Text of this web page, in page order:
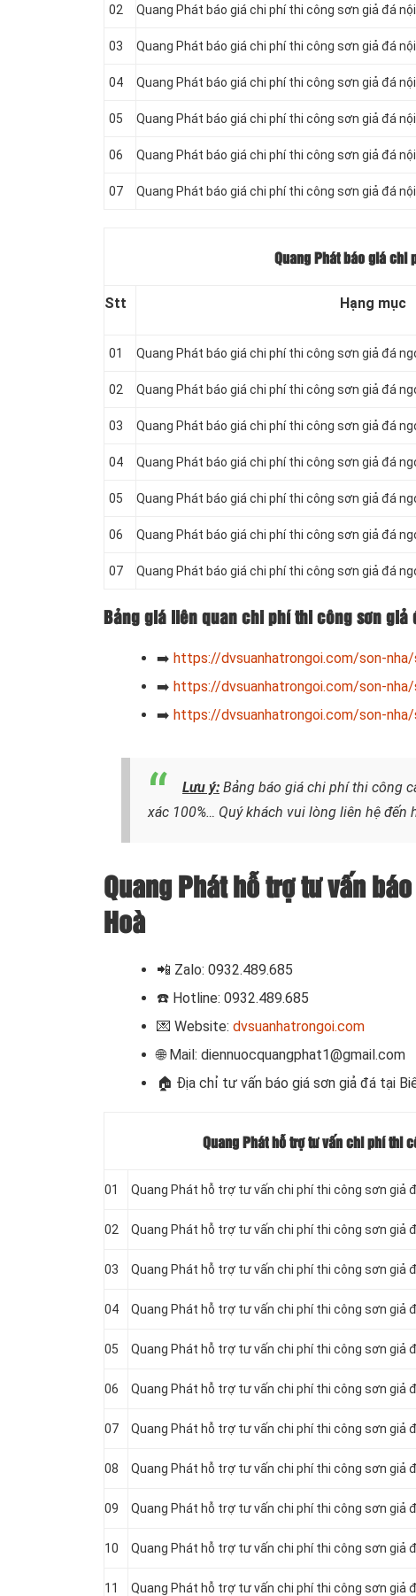
02 Quang Phát báo giá chi phí thi công sơn giả đá
03 Quang Phát báo giá chi phí thi công sơn giả đá
04 Quang Phát báo giá chi phí thi công sơn giả đá
05 Quang Phát báo giá chi phí thi công sơn giả đá
06 Quang Phát báo giá chi phí thi công sơn giả đá
07 Quang Phát báo giá chi phí thi công sơn giả đá
Quang Phát báo giá chi
Stt Hạng mục
01 Quang Phát báo giá chi phí thi công sơn giả đá
02 Quang Phát báo giá chi phí thi công sơn giả đá
03 Quang Phát báo giá chi phí thi công sơn giả đá
04 Quang Phát báo giá chi phí thi công sơn giả đá
05 Quang Phát báo giá chi phí thi công sơn giả đá
06 Quang Phát báo giá chi phí thi công sơn giả đá
07 Quang Phát báo giá chi phí thi công sơn giả đá
Bảng giá liên quan chi phí thi công sơn giả
➡️ https://dvsuanhatrongoi.com/son-
➡️ https://dvsuanhatrongoi.com/son-
➡️ https://dvsuanhatrongoi.com/son-
Lưu ý: Bảng báo giá chi phí thi công
xác 100%… Quý khách vui lòng liên hệ
Quang Phát hỗ trợ tư vấn
Hoà
📲 Zalo: 0932.489.685
☎️ Hotline: 0932.489.685
💌 Website: dvsuanhatrongoi.com
🌐 Mail: diennuocquangphat1@gmail.com
🏠 Địa chỉ tư vấn báo giá sơn giả đá tại
Quang Phát hỗ trợ tư vấn chi phí thi
01 Quang Phát hỗ trợ tư vấn chi phí thi công sơn giả
02 Quang Phát hỗ trợ tư vấn chi phí thi công sơn giả
03 Quang Phát hỗ trợ tư vấn chi phí thi công sơn giả
04 Quang Phát hỗ trợ tư vấn chi phí thi công sơn giả
05 Quang Phát hỗ trợ tư vấn chi phí thi công sơn giả
06 Quang Phát hỗ trợ tư vấn chi phí thi công sơn giả
07 Quang Phát hỗ trợ tư vấn chi phí thi công sơn giả
08 Quang Phát hỗ trợ tư vấn chi phí thi công sơn giả
09 Quang Phát hỗ trợ tư vấn chi phí thi công sơn giả
10 Quang Phát hỗ trợ tư vấn chi phí thi công sơn giả
11 Quang Phát hỗ trợ tư vấn chi phí thi công sơn giả